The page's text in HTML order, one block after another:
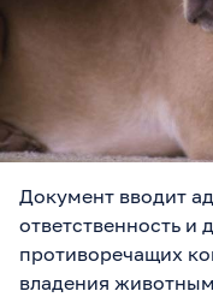
Документ вводит
ответственность и
противоречащих
владения